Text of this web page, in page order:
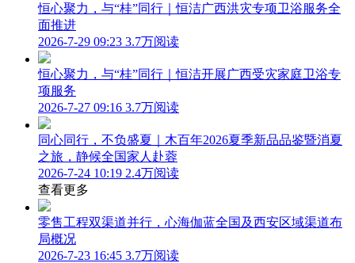
恒心聚力，与“桂”同行｜恒洁广西洪灾专项卫浴服务全
面推进
2026-7-29 09:23 3.7万阅读
恒心聚力，与“桂”同行｜恒洁开展广西受灾家庭卫浴专
项服务
2026-7-27 09:16 3.7万阅读
同心同行，不负盛夏｜木百年2026夏季新品品鉴暨消夏
之旅，静候全国家人赴蓉
2026-7-24 10:19 2.4万阅读
查看更多
零售工程双渠道并行，心海伽蓝全国及西安区域渠道布
局概况
2026-7-23 16:45 3.7万阅读